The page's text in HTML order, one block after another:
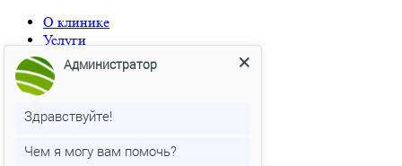
О клинике
Услуги
Врачи
Прайс
Акции
Блог
Контакты
Администратор
Здравствуйте!
Чем я могу вам помочь?